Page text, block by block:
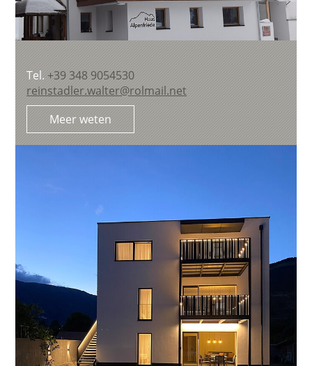
Tel.+39 348 9054530
reinstadler.walter@rolmail.net
Meer weten